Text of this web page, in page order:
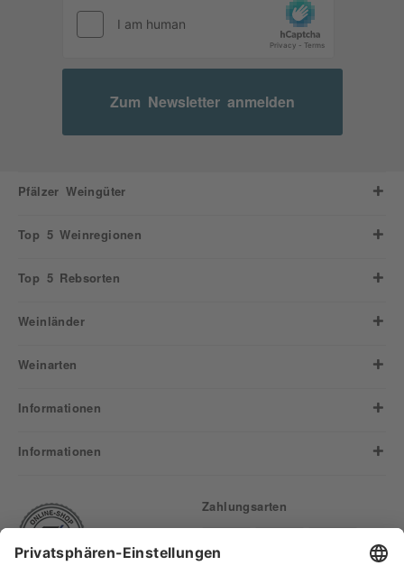
Zum Newsletter anmelden
Pfälzer Weingüter
Top 5 Weinregionen
Top 5 Rebsorten
Weinländer
Weinarten
Informationen
Informationen
Zahlungsarten